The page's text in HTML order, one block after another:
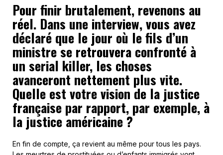
Pour finir brutalement, revenons au
réel. Dans une interview, vous avez
déclaré que le jour où le fils d’un
ministre se retrouvera confronté à
un serial killer, les choses
avanceront nettement plus vite.
Quelle est votre vision de la justice
française par rapport, par exemple, à
la justice américaine ?
En fin de compte, ça revient au même pour tous les pays.